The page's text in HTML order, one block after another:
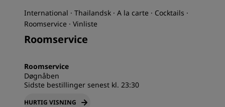
International · Thailandsk · A la carte · Cocktails ·
Roomservice · Vinliste
Roomservice
Roomservice
Døgnåben
Sidste bestillinger senest kl. 23:30
HURTIG VISNING